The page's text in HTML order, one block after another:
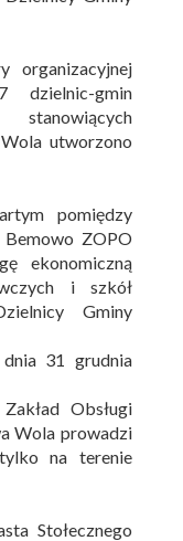
organizacyjnej
dzielnic-gmin
utworzono
pomiędzy
ZOPO
ekonomiczną
i szkół
Gminy
dnia 31 grudnia
Obsługi
Wola prowadzi
na terenie
Stołecznego